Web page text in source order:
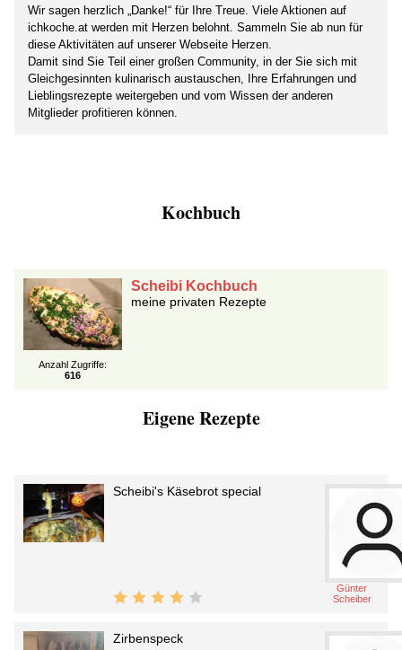
Wir sagen herzlich „Danke!“ für Ihre Treue. Viele Aktionen auf
ichkoche.at werden mit Herzen belohnt. Sammeln Sie ab nun für
diese Aktivitäten auf unserer Webseite Herzen.
Damit sind Sie Teil einer großen Community, in der Sie sich mit
Gleichgesinnten kulinarisch austauschen, Ihre Erfahrungen und
Lieblingsrezepte weitergeben und vom Wissen der anderen
Mitglieder profitieren können.
Kochbuch
Anzahl Zugriffe:
616
Scheibi Kochbuch
meine privaten Rezepte
Eigene Rezepte
Günter
Scheiber
Scheibi's Käsebrot special
Zirbenspeck